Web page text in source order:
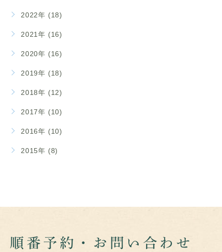
2022年 (18)
2021年 (16)
2020年 (16)
2019年 (18)
2018年 (12)
2017年 (10)
2016年 (10)
2015年 (8)
順番予約・お問い合わせ